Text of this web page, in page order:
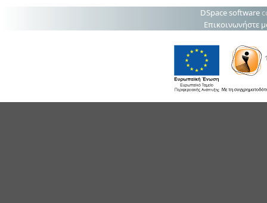
DSpace software
Επικοινωνήστε